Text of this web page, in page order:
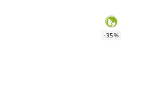
-35%